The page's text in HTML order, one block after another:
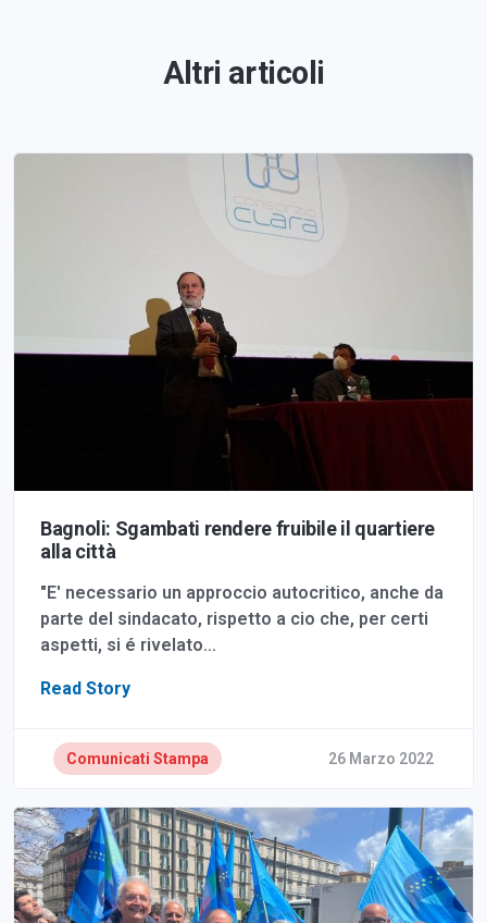
Altri articoli
Bagnoli: Sgambati rendere fruibile il quartiere
alla città
"E' necessario un approccio autocritico, anche da
parte del sindacato, rispetto a cio che, per certi
aspetti, si é rivelato…
Read Story
Comunicati Stampa 26 Marzo 2022